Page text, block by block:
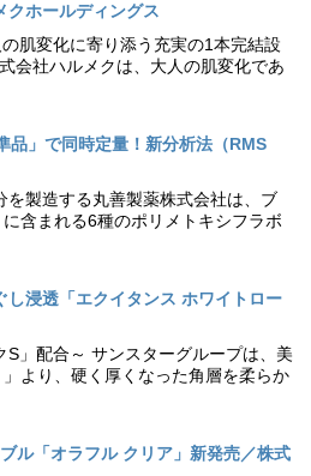
クホールディングス
肌変化に寄り添う充実の1本完結設
会社ハルメクは、大人の肌変化であ
品」で同時定量！新分析法（RMS
製造する丸善製薬株式会社は、ブ
含まれる6種のポリメトキシフラボ
し浸透「エクイタンス ホワイトロー
S」配合～ サンスターグループは、美
より、硬く厚くなった角層を柔らか
ル「オラフル クリア」新発売／株式